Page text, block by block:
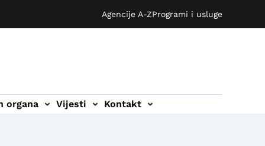
Agencije A-ZProgrami i usluge
organa Vijesti Kontakt